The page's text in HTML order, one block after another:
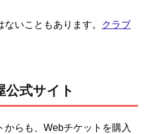
いこともあります。
クラブ
公式サイト
からも、Webチケットを購入